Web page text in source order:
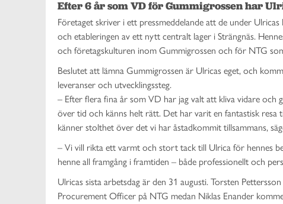
Efter 6 år som VD för Gummigrossen har
Företaget skriver i ett pressmeddelande att de under
och etableringen av ett nytt centralt lager i Strängnäs.
och företagskulturen inom Gummigrossen och för NTG
Beslutet att lämna Gummigrossen är Ulricas eget, och
leveranser och utvecklingssteg.
– Efter flera fina år som VD har jag valt att kliva vidare och
över tid och känns helt rätt. Det har varit en fantastisk resa
känner stolthet över det vi har åstadkommit tillsammans,
– Vi vill rikta ett varmt och stort tack till Ulrica för hennes
henne all framgång i framtiden – både professionellt och
Ulricas sista arbetsdag är den 31 augusti. Torsten
Procurement Officer på NTG medan Niklas Enander